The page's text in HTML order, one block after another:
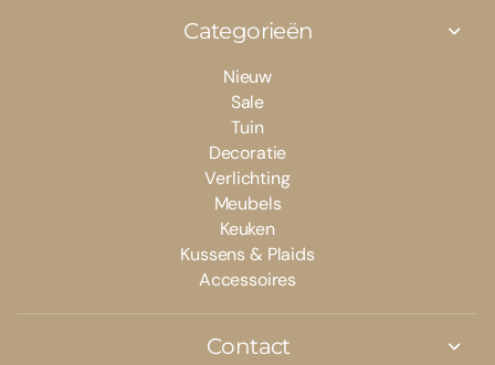
Categorieën
Nieuw
Sale
Tuin
Decoratie
Verlichting
Meubels
Keuken
Kussens & Plaids
Accessoires
Contact